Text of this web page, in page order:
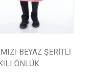
BEYAZ ŞERİTLİ
ÖNLÜK